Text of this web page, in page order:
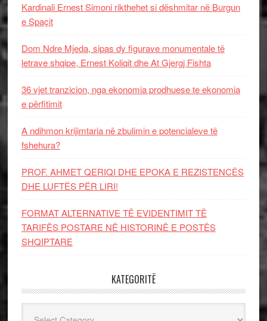
Kardinali Ernest Simoni rikthehet si dëshmitar në Burgun
e Spaçit
Dom Ndre Mjeda, sipas dy figurave monumentale të
letrave shqipe, Ernest Koliqit dhe At Gjergj Fishta
36 vjet tranzicion, nga ekonomia prodhuese te ekonomia
e përfitimit
A ndihmon krijimtaria në zbulimin e potencialeve të
fshehura?
PROF. AHMET QERIQI DHE EPOKA E REZISTENCЁS
DHE LUFTЁS PЁR LIRI!
FORMAT ALTERNATIVE TË EVIDENTIMIT TË
TARIFËS POSTARE NË HISTORINË E POSTËS
SHQIPTARE
KATEGORITË